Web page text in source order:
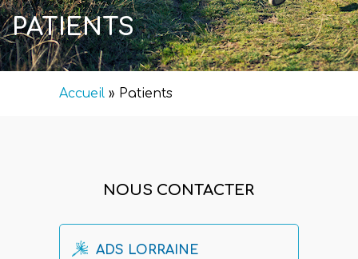
PATIENTS
Accueil » Patients
NOUS CONTACTER
ADS LORRAINE